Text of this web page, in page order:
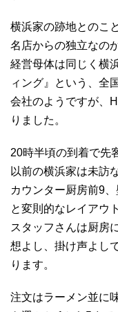
横浜家の跡地とのこ
名店からの独立なの
経営母体は同じく横
ィング』という、全
会社のようですが、
りました。
20時半頃の到着で先
以前の横浜家は未訪
カウンター厨房前9
と変則的なレイアウ
スタッフさんは厨房
想よし、掛け声よし
ります。
注文はラーメン並に